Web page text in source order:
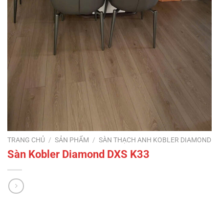
TRANG CHỦ / SẢN PHẨM / SÀN THẠCH ANH KOBLER DIAMOND
Sàn Kobler Diamond DXS K33